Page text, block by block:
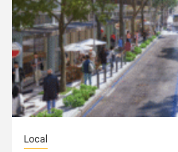
Local